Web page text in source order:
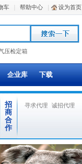
车 帮助中心 设为首页
压检定箱
企业库 下载
招
商
合
作
寻求代理 诚招代理